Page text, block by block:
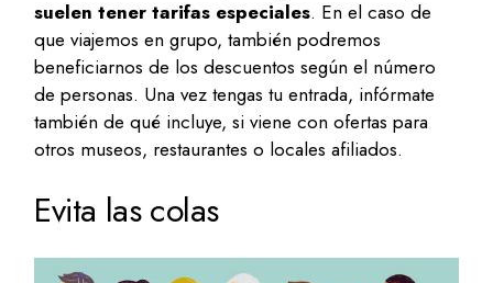
suelen tener tarifas especiales. En el caso de
que viajemos en grupo, también podremos
beneficiarnos de los descuentos según el número
de personas. Una vez tengas tu entrada, infórmate
también de qué incluye, si viene con ofertas para
otros museos, restaurantes o locales afiliados.
Evita las colas